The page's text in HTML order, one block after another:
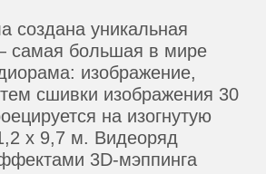
создана уникальная
самая большая в мире
изображение,
сшивки изображения 30
на изогнутую
х 9,7 м. Видеоряд
3D-мэппинга